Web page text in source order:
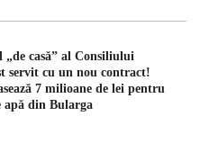
„de casă” al Consiliului
servit cu un nou contract!
7 milioane de lei pentru
apă din Bularga